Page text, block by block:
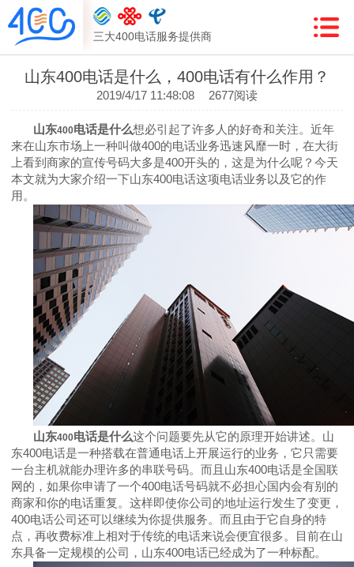
三大400电话服务提供商
山东400电话是什么，400电话有什么作用？
2019/4/17 11:48:08 2677阅读
山东400电话是什么想必引起了许多人的好奇和关注。近年
来在山东市场上一种叫做400的电话业务迅速风靡一时，在大街
上看到商家的宣传号码大多是400开头的，这是为什么呢？今天
本文就为大家介绍一下山东400电话这项电话业务以及它的作
用。
山东400电话是什么这个问题要先从它的原理开始讲述。山
东400电话是一种搭载在普通电话上开展运行的业务，它只需要
一台主机就能办理许多的串联号码。而且山东400电话是全国联
网的，如果你申请了一个400电话号码就不必担心国内会有别的
商家和你的电话重复。这样即使你公司的地址运行发生了变更，
400电话公司还可以继续为你提供服务。而且由于它自身的特
点，再收费标准上相对于传统的电话来说会便宜很多。目前在山
东具备一定规模的公司，山东400电话已经成为了一种标配。